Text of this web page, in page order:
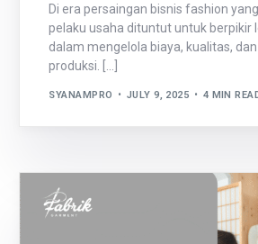
Di era persaingan bisnis fashion
pelaku usaha dituntut untuk berpikir
dalam mengelola biaya, kualitas,
produksi. […]
SYANAMPRO JULY 9, 2025 4 MIN